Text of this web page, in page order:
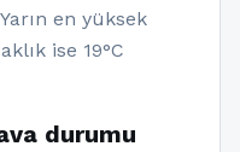
en yüksek
ise 19°C
durumu